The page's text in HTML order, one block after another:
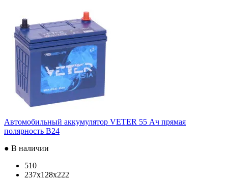
Автомобильный аккумулятор VETER 55 Ач прямая
полярность B24
● В наличии
510
237x128x222